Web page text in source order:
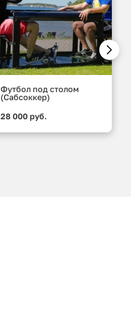
Футбол под столом
(Сабсоккер)
28 000 руб.